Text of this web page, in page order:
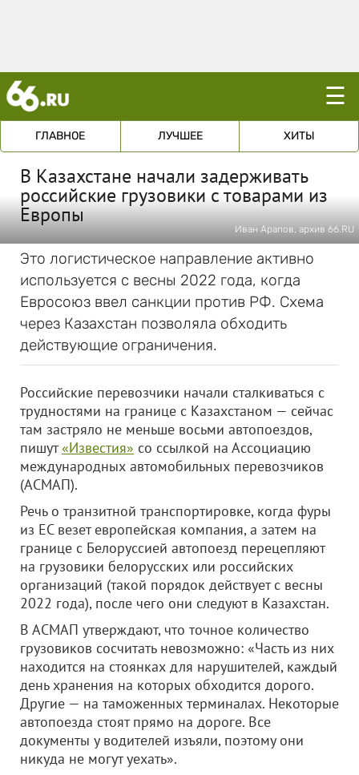
☰
ГЛАВНОЕ ЛУЧШЕЕ ХИТЫ
В Казахстане начали задерживать
российские грузовики с товарами из
Европы
Иван Арапов, архив 66.RU
Это логистическое направление активно
используется с весны 2022 года, когда
Евросоюз ввел санкции против РФ. Схема
через Казахстан позволяла обходить
действующие ограничения.
Российские перевозчики начали сталкиваться с
трудностями на границе с Казахстаном — сейчас
там застряло не меньше восьми автопоездов,
пишут«Известия» со ссылкой на Ассоциацию
международных автомобильных перевозчиков
(АСМАП).
Речь о транзитной транспортировке, когда фуры
из ЕС везет европейская компания, а затем на
границе с Белоруссией автопоезд перецепляют
на грузовики белорусских или российских
организаций (такой порядок действует с весны
2022 года), после чего они следуют в Казахстан.
В АСМАП утверждают, что точное количество
грузовиков сосчитать невозможно: «Часть из них
находится на стоянках для нарушителей, каждый
день хранения на которых обходится дорого.
Другие — на таможенных терминалах. Некоторые
автопоезда стоят прямо на дороге. Все
документы у водителей изъяли, поэтому они
никуда не могут уехать».